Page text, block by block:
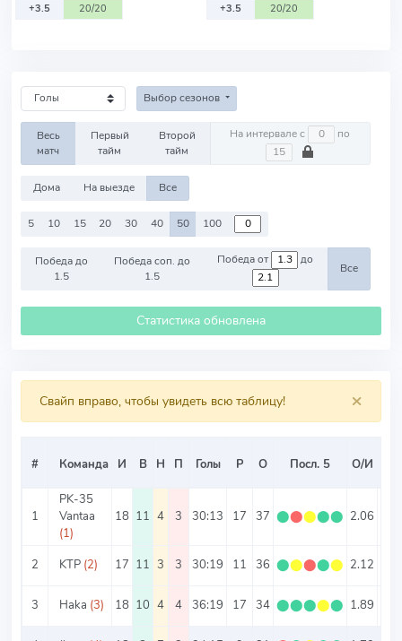
+3.5
20/20
+3.5
20/20
Выбор сезонов
Весь
матч
Первый
тайм
Второй
тайм
На интервале с по
Дома На выезде Все
5 10 15 20 30 40 50 100
Победа до
1.5
Победа соп. до
1.5
Победа от до
Все
Статистика обновлена
×
Свайп вправо, чтобы увидеть всю таблицу!
# Команда И В Н П Голы Р О Посл. 5 О/И
1
PK-35
Vantaa
(1)
18 11 4 3 30:13 17 37 ⬤⬤⬤⬤⬤ 2.06
2 KTP (2) 17 11 3 3 30:19 11 36 ⬤⬤⬤⬤⬤ 2.12
3 Haka (3) 18 10 4 4 36:19 17 34 ⬤⬤⬤⬤⬤ 1.89